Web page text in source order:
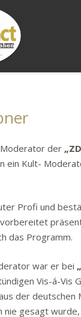
der
ein Kult-
Profi und
das Programm.
war er bei
Vis-á-Vis
der deutschen
nie gesagt